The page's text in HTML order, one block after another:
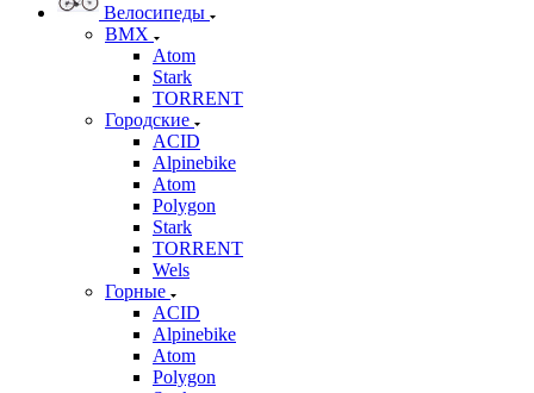
Велосипеды
BMX
Atom
Stark
TORRENT
Городские
ACID
Alpinebike
Atom
Polygon
Stark
TORRENT
Wels
Горные
ACID
Alpinebike
Atom
Polygon